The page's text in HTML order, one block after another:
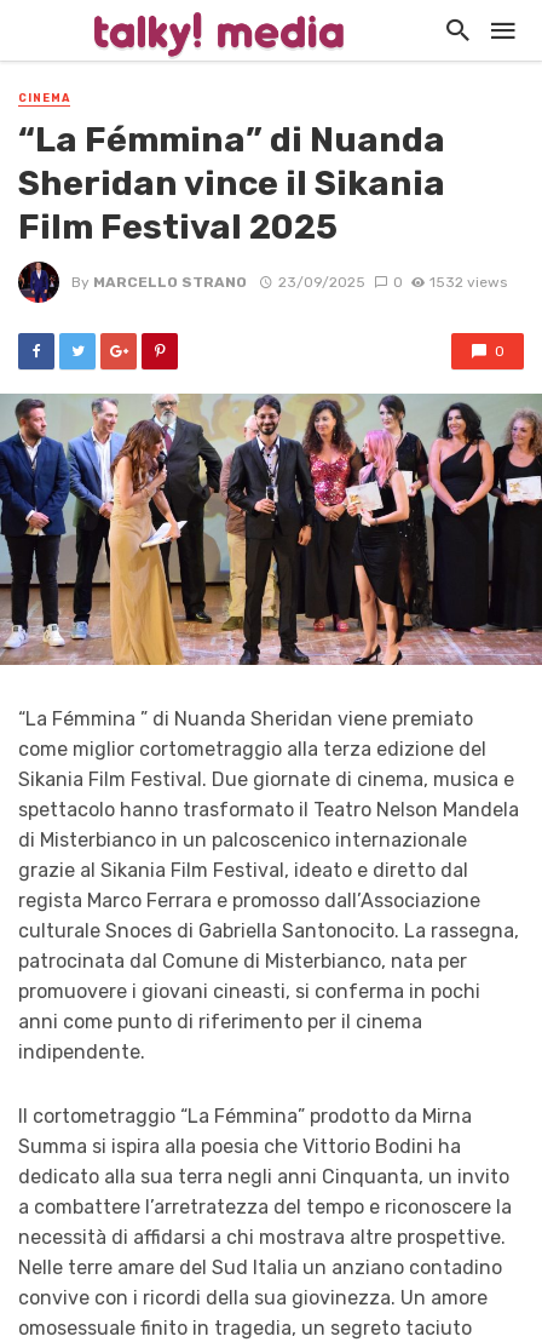
CINEMA
“La Fémmina” di Nuanda
Sheridan vince il Sikania
Film Festival 2025
By MARCELLO STRANO 23/09/2025 0 1532 views
0
“La Fémmina ” di Nuanda Sheridan viene premiato
come miglior cortometraggio alla terza edizione del
Sikania Film Festival. Due giornate di cinema, musica e
spettacolo hanno trasformato il Teatro Nelson Mandela
di Misterbianco in un palcoscenico internazionale
grazie al Sikania Film Festival, ideato e diretto dal
regista Marco Ferrara e promosso dall’Associazione
culturale Snoces di Gabriella Santonocito. La rassegna,
patrocinata dal Comune di Misterbianco, nata per
promuovere i giovani cineasti, si conferma in pochi
anni come punto di riferimento per il cinema
indipendente.
Il cortometraggio “La Fémmina” prodotto da Mirna
Summa si ispira alla poesia che Vittorio Bodini ha
dedicato alla sua terra negli anni Cinquanta, un invito
a combattere l’arretratezza del tempo e riconoscere la
necessità di affidarsi a chi mostrava altre prospettive.
Nelle terre amare del Sud Italia un anziano contadino
convive con i ricordi della sua giovinezza. Un amore
omosessuale finito in tragedia, un segreto taciuto